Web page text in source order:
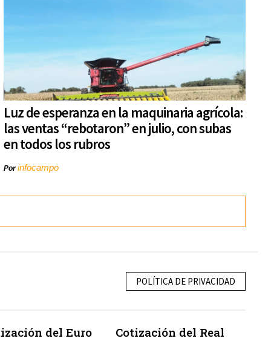
Luz de esperanza en la maquinaria agrícola:
las ventas “rebotaron” en julio, con subas
en todos los rubros
Porinfocampo
POLÍTICA DE PRIVACIDAD
del Euro Cotización del Real